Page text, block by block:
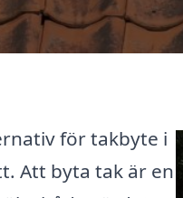
för takbyte i
Att byta tak är en